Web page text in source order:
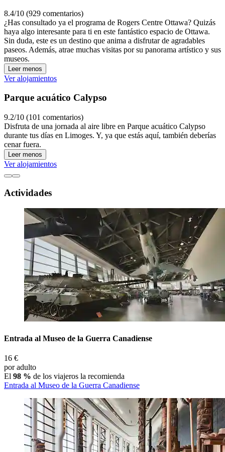
8.4/10 (929 comentarios)
¿Has consultado ya el programa de Rogers Centre Ottawa? Quizás
haya algo interesante para ti en este fantástico espacio de Ottawa.
Sin duda, este es un destino que anima a disfrutar de agradables
paseos. Además, atrae muchas visitas por su panorama artístico y sus
museos.
Leer menos
Ver alojamientos
Parque acuático Calypso
9.2/10 (101 comentarios)
Disfruta de una jornada al aire libre en Parque acuático Calypso
durante tus días en Limoges. Y, ya que estás aquí, también deberías
cenar fuera.
Leer menos
Ver alojamientos
Actividades
Entrada al Museo de la Guerra Canadiense
16 €
por adulto
El 98 % de los viajeros la recomienda
Entrada al Museo de la Guerra Canadiense